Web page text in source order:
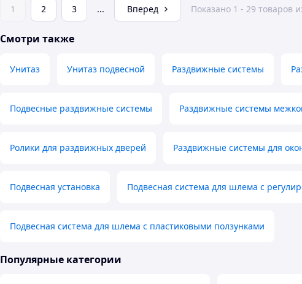
1 2 3 ... Вперед Показано 1 - 29 товаров
Смотри также
Унитаз Унитаз подвесной Раздвижные системы
Подвесные раздвижные системы Раздвижные системы
Ролики для раздвижных дверей Раздвижные системы для
Подвесная установка Подвесная система для шлема с
Подвесная система для шлема с пластиковыми ползунками
Популярные категории